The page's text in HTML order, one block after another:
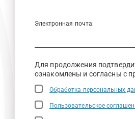
Электронная почта:
Для продолжения
ознакомлены и согласны с
Обработка персональных
Пользовательское